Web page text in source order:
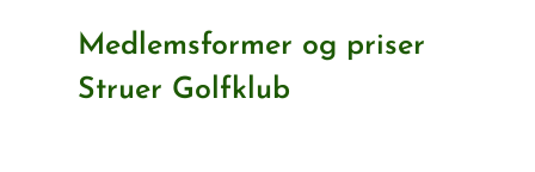
Medlemsformer og priser
Struer Golfklub